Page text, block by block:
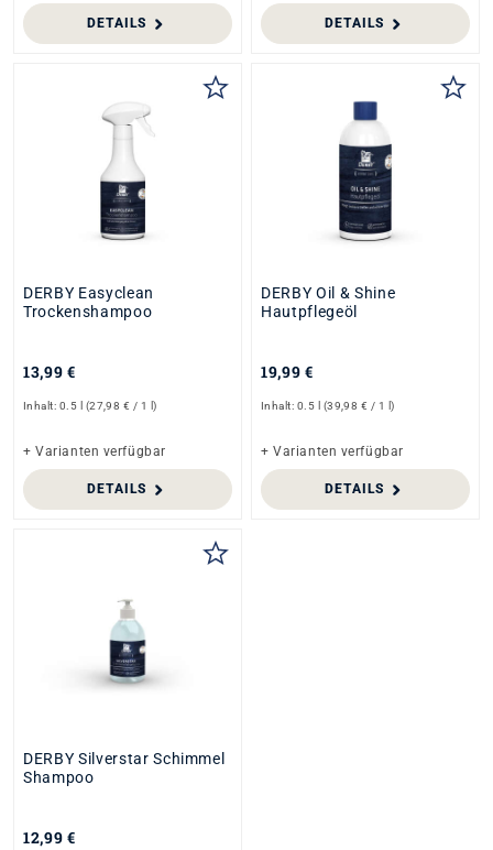
DETAILS DETAILS
DERBY Easyclean
Trockenshampoo
13,99 €
Inhalt: 0.5 l (27,98 € / 1 l)
+ Varianten verfügbar
DETAILS
DERBY Oil & Shine
Hautpflegeöl
19,99 €
Inhalt: 0.5 l (39,98 € / 1 l)
+ Varianten verfügbar
DETAILS
DERBY Silverstar Schimmel
Shampoo
12,99 €